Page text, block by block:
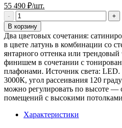
55 490 ₽/шт.
В корзину
Два цветовых сочетания:
в цвете латунь в комбинации со
янтарного оттенка или
финишем в сочетании с
плафонами. Источник света: LED.
3000К, угол рассеивания 120
можно регулировать по высоте —
помещений с высокими
Характеристики